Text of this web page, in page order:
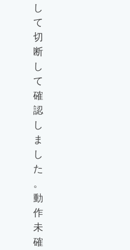
し
て
切
断
し
て
確
認
し
ま
し
た
。
動
作
未
確